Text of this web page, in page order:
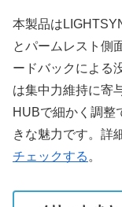
本製品は
とパームレスト側
ードバックによる
は集中力維持に寄
HUBで細かく調整
きな魅力です。詳
チェックする 。